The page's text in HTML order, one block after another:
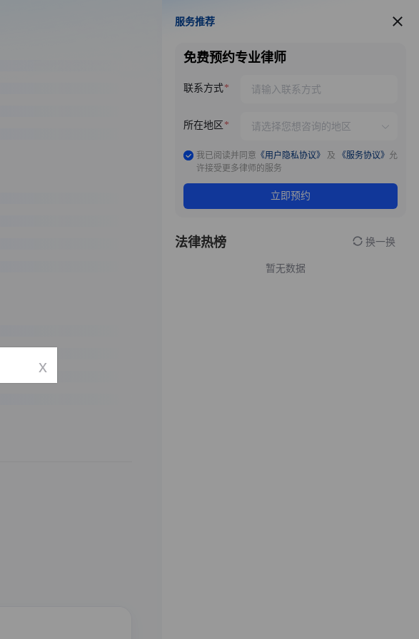
服务推荐
服务推荐
免费预约专业律师
联系方式
所在地区
我已阅读并同意 《用户隐私协议》 及 《服务协议》 允
许接受更多律师的服务
立即预约
法律热榜 换一换
暂无数据
x